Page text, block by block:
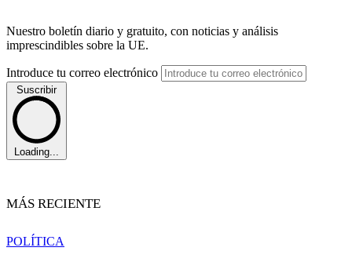
Nuestro boletín diario y gratuito, con noticias y análisis
imprescindibles sobre la UE.
Introduce tu correo electrónico
Suscribir
Loading...
MÁS RECIENTE
POLÍTICA